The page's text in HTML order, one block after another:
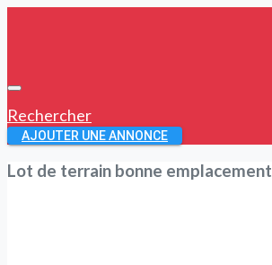
Rechercher
AJOUTER UNE ANNONCE
Lot de terrain bonne emplacement